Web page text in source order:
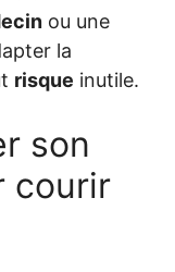
ou une
la
risque inutile.
son
courir